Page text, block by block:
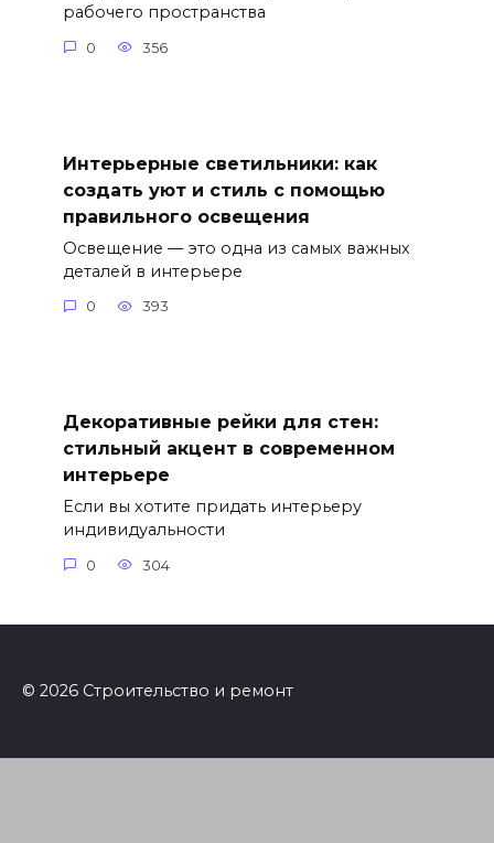
рабочего пространства
0 356
Интерьерные светильники: как
создать уют и стиль с помощью
правильного освещения
Освещение — это одна из самых важных
деталей в интерьере
0 393
Декоративные рейки для стен:
стильный акцент в современном
интерьере
Если вы хотите придать интерьеру
индивидуальности
0 304
© 2026 Строительство и ремонт